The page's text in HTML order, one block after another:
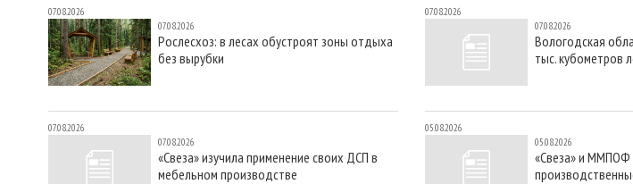
07.08.2026
07.08.2026
Рослесхоз: в лесах обустроят зоны отдыха
без вырубки
07.08.2026
07.08.2026
«Свеза» изучила применение своих ДСП в
мебельном производстве
07.08.2026
07.08.2026
Вологодская
тыс. кубометров
05.08.2026
05.08.2026
«Свеза» и